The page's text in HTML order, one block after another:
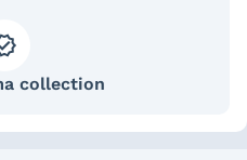
collection